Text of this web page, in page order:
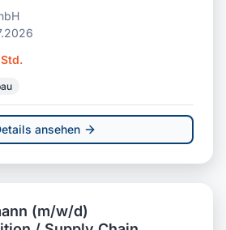
ansehen
(m/w/d)